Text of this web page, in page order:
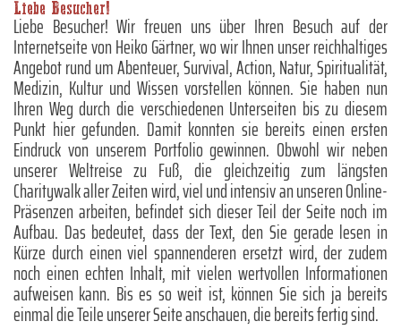
Liebe Besucher!
Liebe Besucher! Wir freuen uns über Ihren Besuch auf der
Internetseite von Heiko Gärtner, wo wir Ihnen unser reichhaltiges
Angebot rund um Abenteuer, Survival, Action, Natur, Spiritualität,
Medizin, Kultur und Wissen vorstellen können. Sie haben nun
Ihren Weg durch die verschiedenen Unterseiten bis zu diesem
Punkt hier gefunden. Damit konnten sie bereits einen ersten
Eindruck von unserem Portfolio gewinnen. Obwohl wir neben
unserer Weltreise zu Fuß, die gleichzeitig zum längsten
Charitywalk aller Zeiten wird, viel und intensiv an unseren Online-
Präsenzen arbeiten, befindet sich dieser Teil der Seite noch im
Aufbau. Das bedeutet, dass der Text, den Sie gerade lesen in
Kürze durch einen viel spannenderen ersetzt wird, der zudem
noch einen echten Inhalt, mit vielen wertvollen Informationen
aufweisen kann. Bis es so weit ist, können Sie sich ja bereits
einmal die Teile unserer Seite anschauen, die bereits fertig sind.